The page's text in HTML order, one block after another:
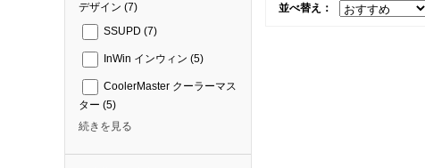
デザイン (7)
SSUPD (7)
InWin インウィン (5)
CoolerMaster クーラーマス
ター (5)
続きを見る
並べ替え：